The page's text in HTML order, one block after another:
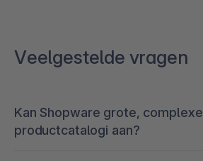
Veelgestelde vragen
Kan Shopware grote, complexe
productcatalogi aan?